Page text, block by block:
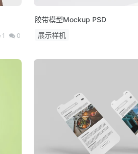
1 0
胶带模型Mockup PSD
展示样机